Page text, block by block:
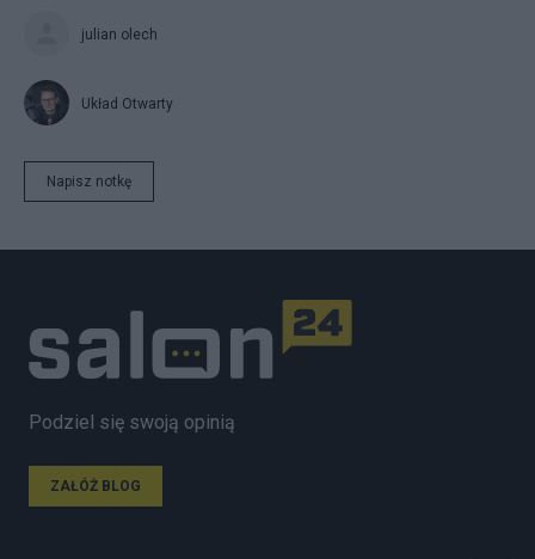
julian olech
Układ Otwarty
Napisz notkę
Podziel się swoją opinią
ZAŁÓŻ BLOG